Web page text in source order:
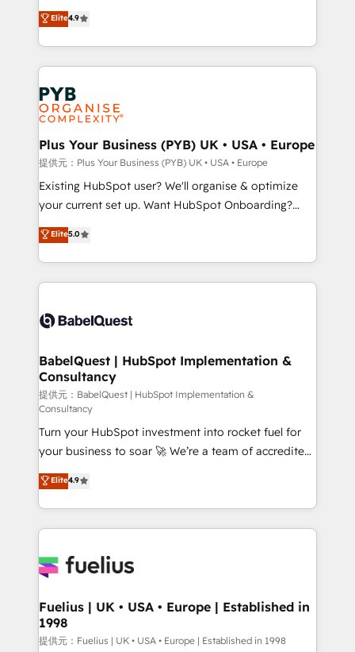
to your needs and sales objectives. With 125+
certifications, we are part of the most certified
services are offered in both English & French.
Elite Solutions Partner for businesses ready to
migrate, replatform, and scale smarter. We specialize
in high-impact CRM and CMS migrations and
onboarding from platforms like Salesforce, NetSuite,
Zoho, Pardot, Marketo, Microsoft Dynamics, Wix,
WordPress and legacy CRMs, turning fragmented
systems into unified, growth-ready HubSpot
architectures that accelerate revenue operations and
performance. - Multi-object CRM migration, cleanup,
and implementation. - Pre-built and custom
integrations across your full tech stack. - Custom
- Dashboards, lifecycle campaigns, and lead
nurturing sequences. - Cross-hub setup across
scalable retainers. Let’s make HubSpot your most
powerful growth engine. Built to convert, scale, and
Elite4.9
Plus Your Business (PYB) UK • USA • Europe
提供元：Plus Your Business (PYB) UK • USA • Europe
Existing HubSpot user? We'll organise & optimize
your current set up. Want HubSpot Onboarding?
We'll customise your CRM & automate your business
processes. Welcome to our Profile! We can help
with... • CRM implementation, reports & workflows,
and team training • CRM migration: Salesforce,
Custom API integrations & ERP systems inc. SAP and
super skilled members) • 150+ Clients for Sales Hub,
Marketing Hub, Service Hub, Data Hub and Website
(CMS) • ISO/IEC 27001:2022, ISO 9001:2015 and
now... ISO 42001: 2023 certified • Exclusive AI
'GuardHub' governance framework, based on ISO
42001 - helping you 'organise complexity' 𝗥𝗲𝗮𝗱𝘆
𝗳𝗼𝗿 𝘁𝗵𝗲 𝗻𝗲𝘅𝘁 𝘀𝘁𝗲𝗽? Click the 👈 '𝗖𝗼𝗻𝘁𝗮𝗰𝘁
𝗯𝘂𝘀𝗶𝗻𝗲𝘀𝘀' button to get in touch (𝘸𝘦'𝘳𝘦 𝘴𝘶𝘱𝘦𝘳
𝘳𝘦𝘴𝘱𝘰𝘯𝘴𝘪𝘷𝘦)
Elite5.0
BabelQuest | HubSpot Implementation &
Consultancy
提供元：BabelQuest | HubSpot Implementation &
Consultancy
Turn your HubSpot investment into rocket fuel for
your business to soar 🚀 We’re a team of accredited
HubSpot experts ready to help you. We can
implement the platform into complex business
environments, optimise what you've got and make
sure you can actually use it, build your website in
for you and execute it on HubSpot. We are on the
framework, meaning we've been accredited by
HubSpot and vetted by the CCS, which means we
can support public sector companies as well the
Elite4.9
Fuelius | UK • USA • Europe | Established in
1998
提供元：Fuelius | UK • USA • Europe | Established in 1998